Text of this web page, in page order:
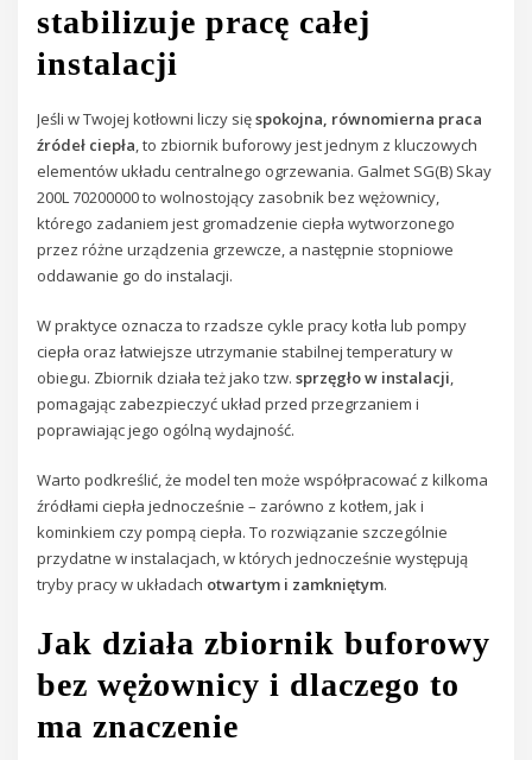
stabilizuje pracę całej
instalacji
Jeśli w Twojej kotłowni liczy sięspokojna, równomierna praca
źródeł ciepła, to zbiornik buforowy jest jednym z kluczowych
elementów układu centralnego ogrzewania. Galmet SG(B) Skay
200L 70200000 to wolnostojący zasobnik bez wężownicy,
którego zadaniem jest gromadzenie ciepła wytworzonego
przez różne urządzenia grzewcze, a następnie stopniowe
oddawanie go do instalacji.
W praktyce oznacza to rzadsze cykle pracy kotła lub pompy
ciepła oraz łatwiejsze utrzymanie stabilnej temperatury w
obiegu. Zbiornik działa też jako tzw.sprzęgło w instalacji,
pomagając zabezpieczyć układ przed przegrzaniem i
poprawiając jego ogólną wydajność.
Warto podkreślić, że model ten może współpracować z kilkoma
źródłami ciepła jednocześnie – zarówno z kotłem, jak i
kominkiem czy pompą ciepła. To rozwiązanie szczególnie
przydatne w instalacjach, w których jednocześnie występują
tryby pracy w układach otwartym i zamkniętym.
Jak działa zbiornik buforowy
bez wężownicy i dlaczego to
ma znaczenie